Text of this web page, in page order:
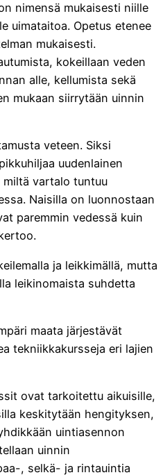
nimensä mukaisesti niille
uimataitoa. Opetus etenee
mukaisesti.
kokeillaan veden
alle, kellumista sekä
mukaan siirrytään uinnin
veteen. Siksi
uudenlainen
miltä vartalo tuntuu
Naisilla on luonnostaan
paremmin vedessä kuin
ja leikkimällä, mutta
leikinomaista suhdetta
maata järjestävät
tekniikkakursseja eri lajien
ovat tarkoitettu aikuisille,
keskitytään hengityksen,
uintiasennon
uinnin
, selkä- ja rintauintia